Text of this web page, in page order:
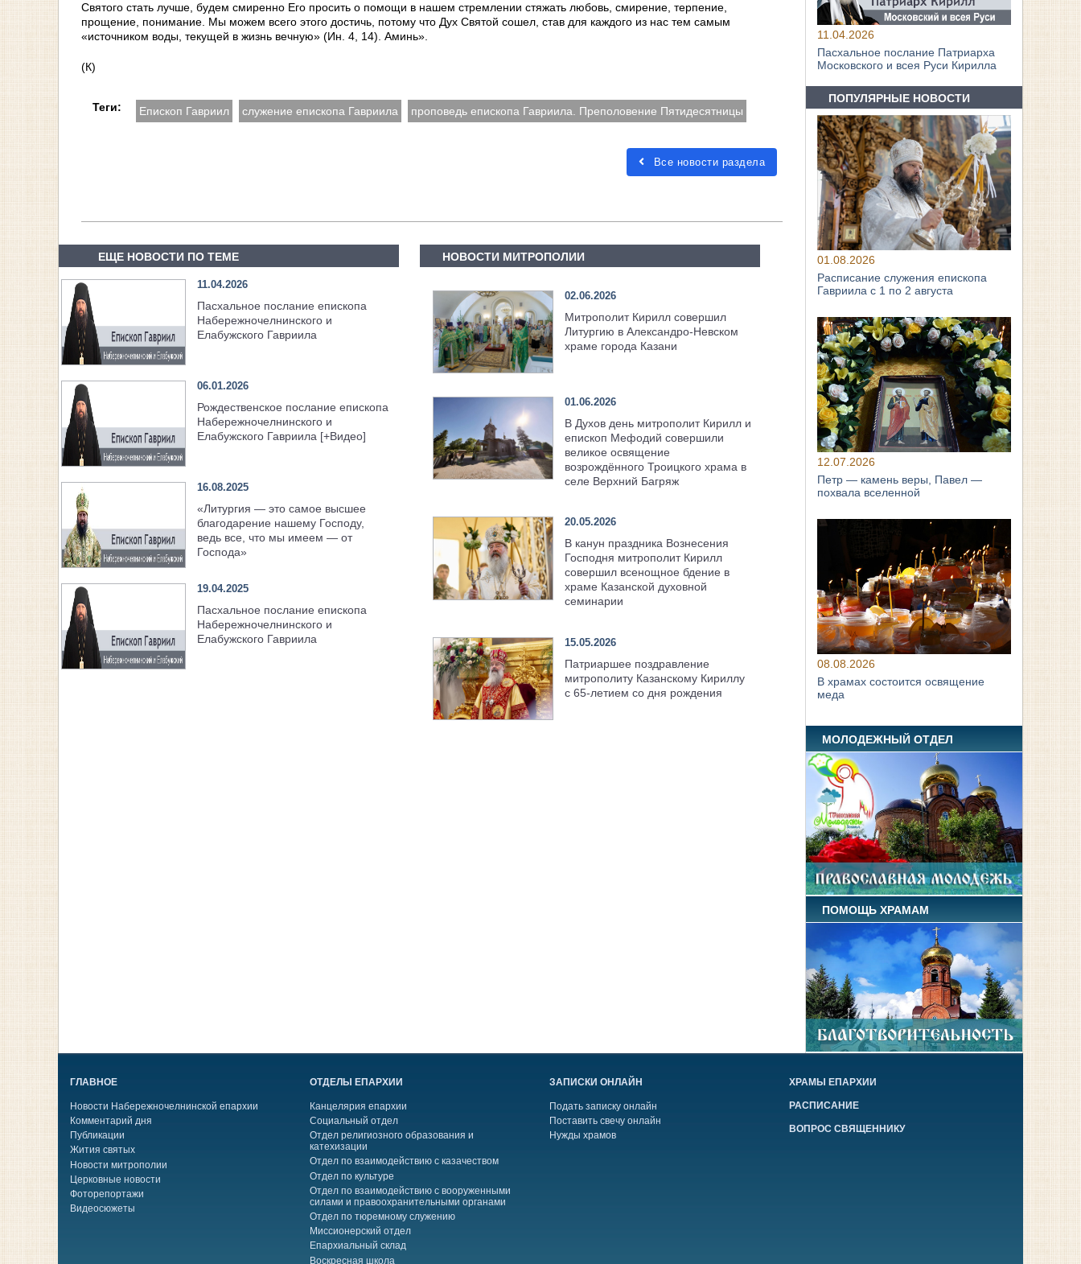
Святого стать лучше, будем смиренно Его просить о помощи в нашем стремлении стяжать любовь, смирение, терпение,
прощение, понимание. Мы можем всего этого достичь, потому что Дух Святой сошел, став для каждого из нас тем самым
«источником воды, текущей в жизнь вечную» (Ин. 4, 14). Аминь».
(К)
Теги: Епископ Гавриил служение епископа Гавриила проповедь епископа Гавриила. Преполовение Пятидесятницы
Все новости раздела
ЕЩЕ НОВОСТИ ПО ТЕМЕ
11.04.2026
Пасхальное послание епископа
Набережночелнинского и
Елабужского Гавриила
06.01.2026
Рождественское послание епископа
Набережночелнинского и
Елабужского Гавриила [+Видео]
16.08.2025
«Литургия — это самое высшее
благодарение нашему Господу,
ведь все, что мы имеем — от
Господа»
19.04.2025
Пасхальное послание епископа
Набережночелнинского и
Елабужского Гавриила
НОВОСТИ МИТРОПОЛИИ
02.06.2026
Митрополит Кирилл совершил
Литургию в Александро-Невском
храме города Казани
01.06.2026
В Духов день митрополит Кирилл и
епископ Мефодий совершили
великое освящение
возрождённого Троицкого храма в
селе Верхний Багряж
20.05.2026
В канун праздника Вознесения
Господня митрополит Кирилл
совершил всенощное бдение в
храме Казанской духовной
семинарии
15.05.2026
Патриаршее поздравление
митрополиту Казанскому Кириллу
с 65-летием со дня рождения
11.04.2026
Пасхальное послание Патриарха
Московского и всея Руси Кирилла
ПОПУЛЯРНЫЕ НОВОСТИ
01.08.2026
Расписание служения епископа
Гавриила с 1 по 2 августа
12.07.2026
Петр — камень веры, Павел —
похвала вселенной
08.08.2026
В храмах состоится освящение
меда
МОЛОДЕЖНЫЙ ОТДЕЛ
ПОМОЩЬ ХРАМАМ
ГЛАВНОЕ
Новости Набережночелнинской епархии
Комментарий дня
Публикации
Жития святых
Новости митрополии
Церковные новости
Фоторепортажи
Видеосюжеты
ОТДЕЛЫ ЕПАРХИИ
Канцелярия епархии
Социальный отдел
Отдел религиозного образования и
катехизации
Отдел по взаимодействию с казачеством
Отдел по культуре
Отдел по взаимодействию с вооруженными
силами и правоохранительными органами
Отдел по тюремному служению
Миссионерский отдел
Епархиальный склад
Воскресная школа
ЗАПИСКИ ОНЛАЙН
Подать записку онлайн
Поставить свечу онлайн
Нужды храмов
ХРАМЫ ЕПАРХИИ
РАСПИСАНИЕ
ВОПРОС СВЯЩЕННИКУ